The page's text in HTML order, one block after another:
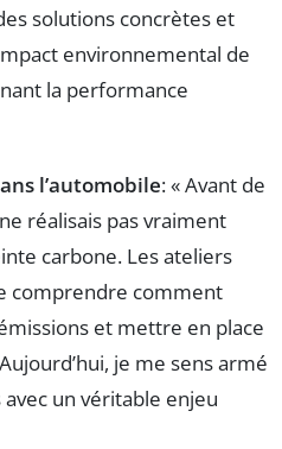
solutions concrètes et
environnemental de
la performance
l’automobile: « Avant de
réalisais pas vraiment
carbone. Les ateliers
comprendre comment
et mettre en place
je me sens armé
un véritable enjeu